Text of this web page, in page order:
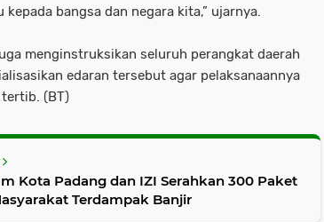
bangsa dan negara kita,” ujarnya.
menginstruksikan seluruh perangkat daerah
edaran tersebut agar pelaksanaannya
(BT)
Kota Padang dan IZI Serahkan 300 Paket
Terdampak Banjir